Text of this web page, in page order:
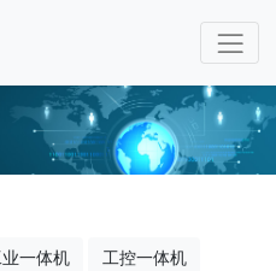
一体机 工控一体机